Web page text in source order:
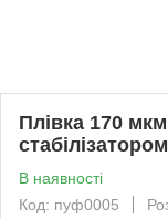
Плівка 170
В наявності
Код: пуф0005